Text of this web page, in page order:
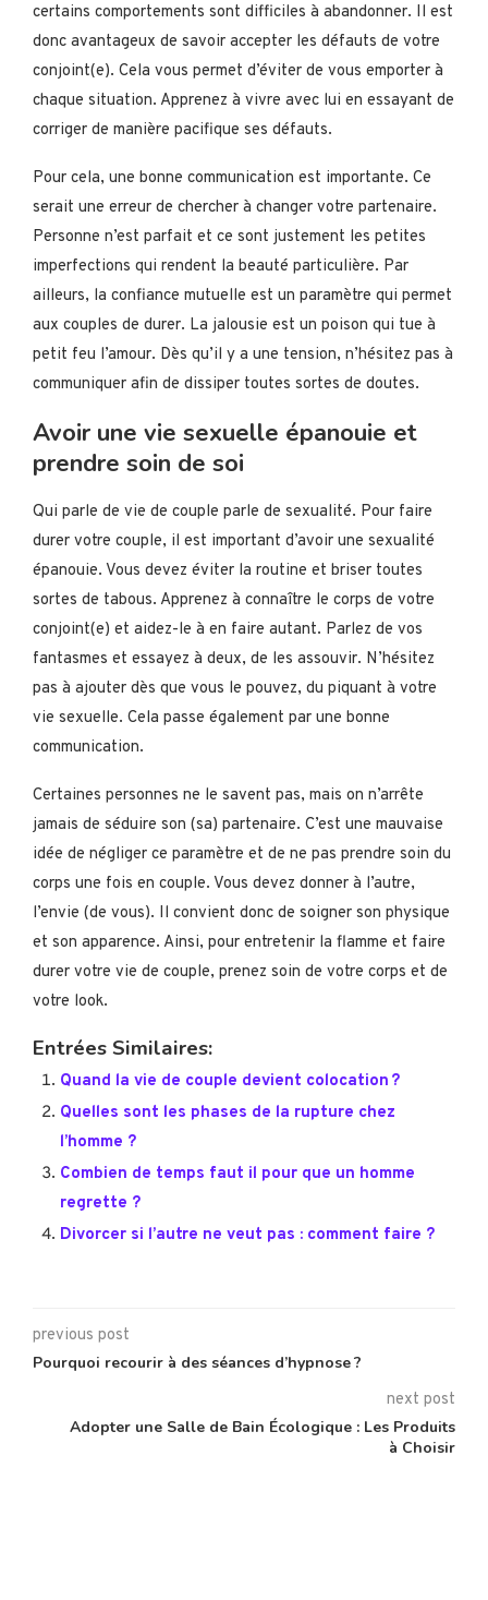
certains comportements sont difficiles à abandonner. Il est
donc avantageux de savoir accepter les défauts de votre
conjoint(e). Cela vous permet d’éviter de vous emporter à
chaque situation. Apprenez à vivre avec lui en essayant de
corriger de manière pacifique ses défauts.
Pour cela, une bonne communication est importante. Ce
serait une erreur de chercher à changer votre partenaire.
Personne n’est parfait et ce sont justement les petites
imperfections qui rendent la beauté particulière. Par
ailleurs, la confiance mutuelle est un paramètre qui permet
aux couples de durer. La jalousie est un poison qui tue à
petit feu l’amour. Dès qu’il y a une tension, n’hésitez pas à
communiquer afin de dissiper toutes sortes de doutes.
Avoir une vie sexuelle épanouie et
prendre soin de soi
Qui parle de vie de couple parle de sexualité. Pour faire
durer votre couple, il est important d’avoir une sexualité
épanouie. Vous devez éviter la routine et briser toutes
sortes de tabous. Apprenez à connaître le corps de votre
conjoint(e) et aidez-le à en faire autant. Parlez de vos
fantasmes et essayez à deux, de les assouvir. N’hésitez
pas à ajouter dès que vous le pouvez, du piquant à votre
vie sexuelle. Cela passe également par une bonne
communication.
Certaines personnes ne le savent pas, mais on n’arrête
jamais de séduire son (sa) partenaire. C’est une mauvaise
idée de négliger ce paramètre et de ne pas prendre soin du
corps une fois en couple. Vous devez donner à l’autre,
l’envie (de vous). Il convient donc de soigner son physique
et son apparence. Ainsi, pour entretenir la flamme et faire
durer votre vie de couple, prenez soin de votre corps et de
votre look.
Entrées Similaires:
Quand la vie de couple devient colocation ?
Quelles sont les phases de la rupture chez
l’homme ?
Combien de temps faut il pour que un homme
regrette ?
Divorcer si l’autre ne veut pas : comment faire ?
previous post
Pourquoi recourir à des séances d’hypnose ?
next post
Adopter une Salle de Bain Écologique : Les Produits
à Choisir